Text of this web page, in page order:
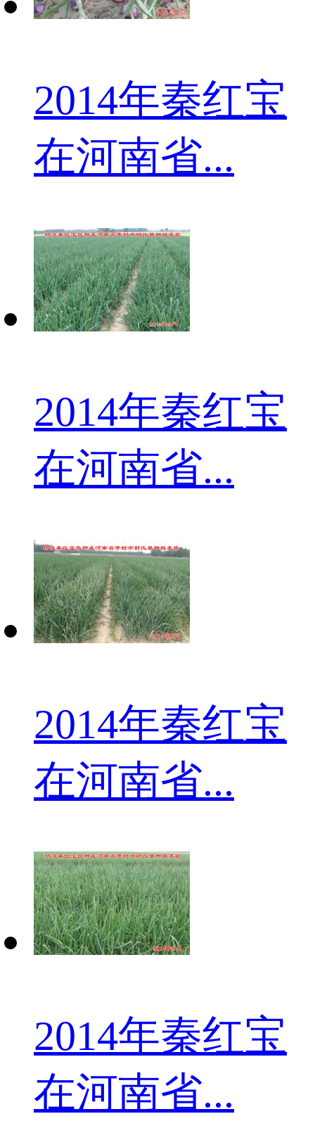
2014年秦红宝
在河南省...
2014年秦红宝
在河南省...
2014年秦红宝
在河南省...
2014年秦红宝
在河南省...